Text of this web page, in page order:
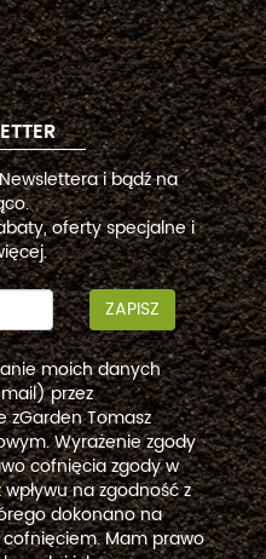
i bądź na
oferty specjalne i
ZAPISZ
moich danych
przez
zGarden Tomasz
Wyrażenie zgody
cofnięcia zgody w
na zgodność z
dokonano na
Mam prawo